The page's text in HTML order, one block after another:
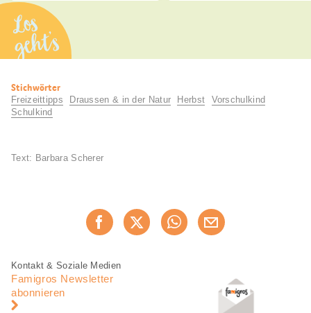
Los
geht’s
Nützliche
Informationen
Stichwörter
Freizeittipps Draussen & in der Natur Herbst
Vorschulkind
Schulkind
Text: Barbara Scherer
Jetzt weiterempfehlen
Fusszeile
Fusszeile
Navigation
Kontakt & Soziale Medien
Famigros Newsletter
abonnieren